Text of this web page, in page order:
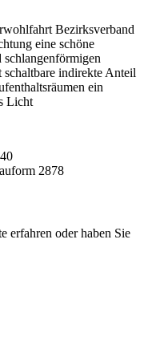
Bezirksverband
eine schöne
indirekte Anteil
ein
Licht
2878
erfahren oder haben Sie